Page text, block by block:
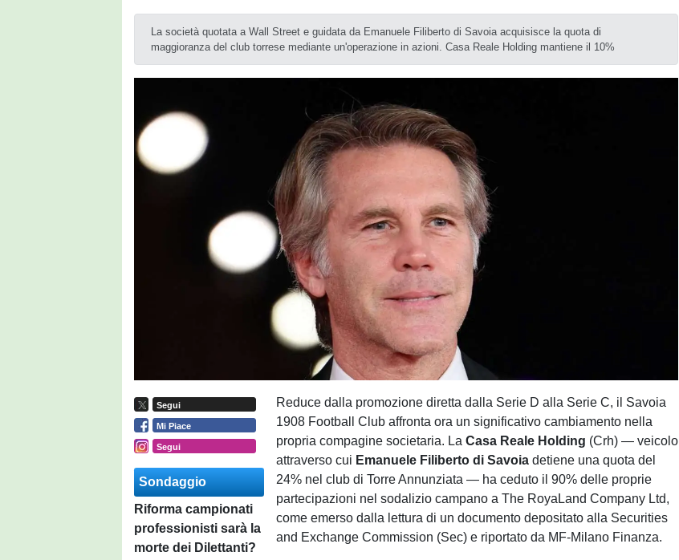
La società quotata a Wall Street e guidata da Emanuele Filiberto di Savoia acquisisce la quota di
maggioranza del club torrese mediante un'operazione in azioni. Casa Reale Holding mantiene il 10%
Segui
Mi Piace
Segui
Sondaggio
Riforma campionati
professionisti sarà la
morte dei Dilettanti?
Reduce dalla promozione diretta dalla Serie D alla Serie C, il Savoia
1908 Football Club affronta ora un significativo cambiamento nella
propria compagine societaria. LaCasa Reale Holding (Crh) — veicolo
attraverso cui Emanuele Filiberto di Savoia detiene una quota del
24% nel club di Torre Annunziata — ha ceduto il 90% delle proprie
partecipazioni nel sodalizio campano a The RoyaLand Company Ltd,
come emerso dalla lettura di un documento depositato alla Securities
and Exchange Commission (Sec) e riportato da MF-Milano Finanza.